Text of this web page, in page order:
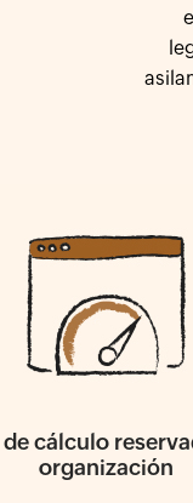
cálculo
organización